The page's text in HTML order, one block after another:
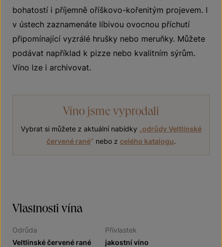
bohatostí i příjemně oříškovo-kořenitým projevem. I
v ústech zaznamenáte líbivou ovocnou příchutí
připomínající vyzrálé hrušky nebo meruňky. Můžete
podávat například k pizze nebo kvalitním sýrům.
Víno lze i archivovat.
Víno jsme vyprodali
Vybrat si můžete z aktuální nabídky
odrůdy Veltlínské
červené rané“ nebo z celého katalogu.
Vlastnosti vína
Odrůda
Veltlínské červené rané
Přívlastek
jakostní víno